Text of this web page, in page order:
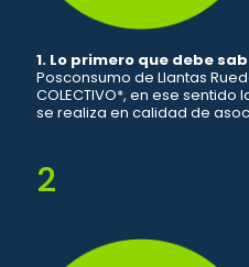
1. Lo primero que debe
Posconsumo de Llantas
COLECTIVO*, en ese
se realiza en calidad de
2